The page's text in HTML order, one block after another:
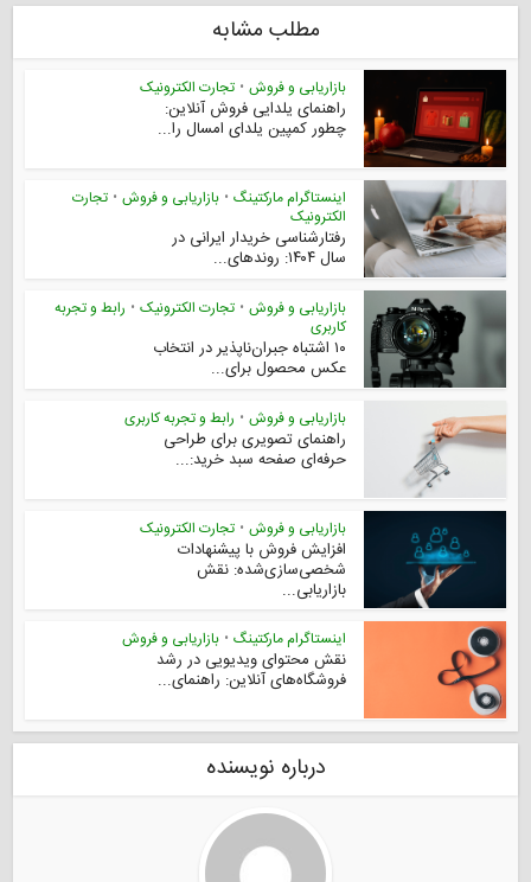
مطلب مشابه
بازاریابی و فروش • تجارت الکترونیک
راهنمای یلدایی فروش آنلاین:
چطور کمپین یلدای امسال را...
اینستاگرام مارکتینگ • بازاریابی و فروش • تجارت
الکترونیک
رفتارشناسی خریدار ایرانی در
سال ۱۴۰۴: روندهای...
بازاریابی و فروش • تجارت الکترونیک • رابط و تجربه
کاربری
۱۰ اشتباه جبران‌ناپذیر در انتخاب
عکس محصول برای...
بازاریابی و فروش • رابط و تجربه کاربری
راهنمای تصویری برای طراحی
حرفه‌ای صفحه سبد خرید:...
بازاریابی و فروش • تجارت الکترونیک
افزایش فروش با پیشنهادات
شخصی‌سازی‌شده: نقش
بازاریابی...
اینستاگرام مارکتینگ • بازاریابی و فروش
نقش محتوای ویدیویی در رشد
فروشگاه‌های آنلاین: راهنمای...
درباره نویسنده